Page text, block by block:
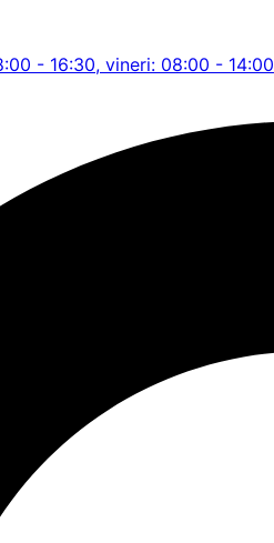
- 16:30, vineri: 08:00 - 14:00